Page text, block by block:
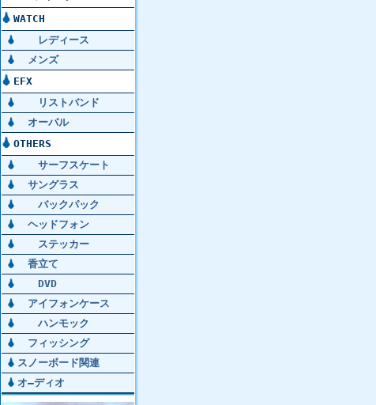
WATCH
レディース
メンズ
EFX
リストバンド
オーバル
OTHERS
サーフスケート
サングラス
バックパック
ヘッドフォン
ステッカー
香立て
DVD
アイフォンケース
ハンモック
フィッシング
スノーボード関連
オ―ディオ